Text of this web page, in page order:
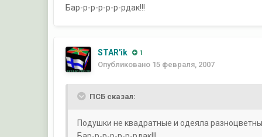
Бар-р-р-р-р-р-рдак!!!
STAR'ik 1
Опубликовано 15 февраля, 2007
ПСБ сказал:
Подушки не квадратные и одеяла